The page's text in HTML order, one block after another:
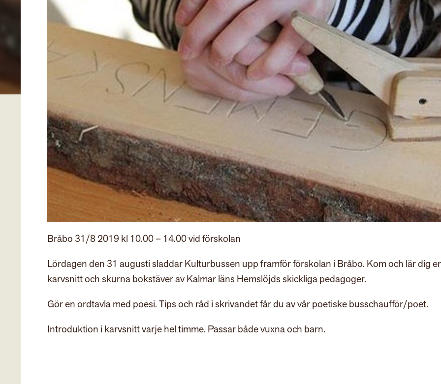
Bråbo 31/8 2019 kl 10.00 – 14.00 vid förskolan
Lördagen den 31 augusti sladdar Kulturbussen upp framför förskolan i Bråbo. Kom och lär dig
karvsnitt och skurna bokstäver av Kalmar läns Hemslöjds skickliga pedagoger.
Gör en ordtavla med poesi. Tips och råd i skrivandet får du av vår poetiske busschaufför/poet.
Introduktion i karvsnitt varje hel timme. Passar både vuxna och barn.